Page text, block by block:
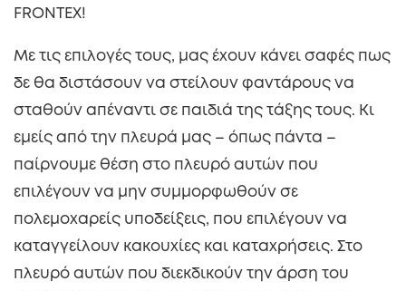
FRONTEX!
Mε τις επιλογές τους, μας έχουν κάνει σαφές πως
δε θα διστάσουν να στείλουν φαντάρους να
σταθούν απέναντι σε παιδιά της τάξης τους. Κι
εμείς από την πλευρά μας – όπως πάντα –
παίρνουμε θέση στο πλευρό αυτών που
επιλέγουν να μην συμμορφωθούν σε
πολεμοχαρείς υποδείξεις, που επιλέγουν να
καταγγείλουν κακουχίες και καταχρήσεις. Στο
πλευρό αυτών που διεκδικούν την άρση του